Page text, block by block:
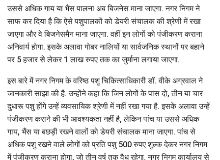
उससे अधिक गाय या भैंस पालना अब बिजनेस माना जाएगा. नगर निगम ने
साफ कर दिया है कि ऐसे पशुपालकों को डेयरी संचालक की श्रेणी में रखा
जाएगा और वे बिजनेसमैन माना जाएगा. वहीं इन लोगों को पंजीकरण कराना
अनिवार्य होगा. इसके अलावा गोबर नालियों या सार्वजनिक स्थानों पर बहाने
पर 5 हजार से लेकर 1 लाख रुपए तक का जुर्माना लगाया जाएगा.
इस बारे में नगर निगम के वरिष्ठ पशु चिकित्साधिकारी डॉ. वीके अग्रवाल ने
जानकारी साझा की है. उन्होंने कहा कि जिन लोगों के पास दो, तीन या चार
दुधारू पशु होंगे उन्हें व्यवसायिक श्रेणी में नहीं रखा गया है. इसके अलावा उन्हें
पंजीकरण कराने की भी आवश्यकता नहीं है, लेकिन पांच या उससे अधिक
गाय, भैंस या बछड़ी रखने वालों को डेयरी संचालक माना जाएगा. पांच से
अधिक पशु रखने वाले लोगों को प्रति पशु 500 रुपए शुल्क देकर नगर निगम
में पंजीकरण कराना होगा, जो तीन वर्ष तक वैध रहेगा. नगर निगम कार्यालय से